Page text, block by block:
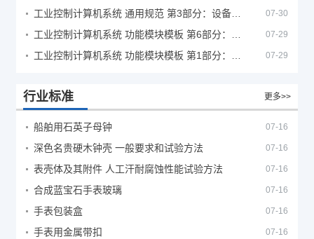
07-30
07-29
07-29
行业标准 更多>>
船舶用石英子母钟 07-16
深色名贵硬木钟壳 一般要求和试验方法 07-16
表壳体及其附件 人工汗耐腐蚀性能试验方法 07-16
合成蓝宝石手表玻璃 07-16
手表包装盒 07-16
手表用金属带扣 07-16